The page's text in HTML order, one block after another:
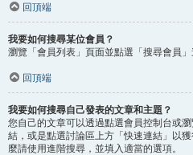
回頂端
我要如何搜尋某位會員？
瀏覽「會員列表」頁面並點選「搜尋會員」
回頂端
我要如何搜尋自己發表的文章和主題？
您自己的文章可以透過點選會員控制台或
結，或是點選討論區上方「快速連結」以
麼請使用進階搜尋，並填入適當的選項。